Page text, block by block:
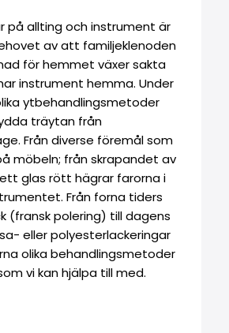
på allting och instrument är
av att familjeklenoden
för hemmet växer sakta
instrument hemma. Under
ytbehandlingsmetoder
träytan från
Från diverse föremål som
möbeln; från skrapandet av
glas rött hägrar farorna i
Från forna tiders
(fransk polering) till dagens
eller polyesterlackeringar
olika behandlingsmetoder
vi kan hjälpa till med.